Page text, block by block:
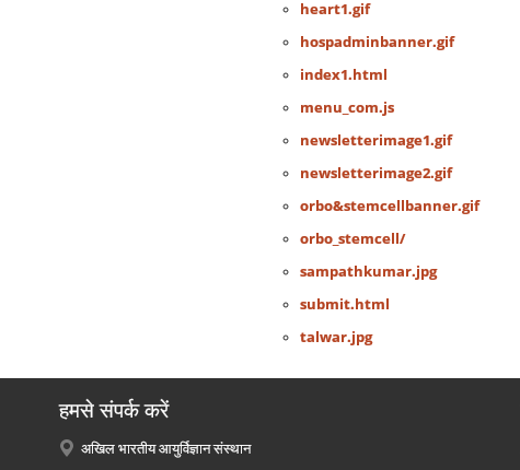
heart1.gif
hospadminbanner.gif
index1.html
menu_com.js
newsletterimage1.gif
newsletterimage2.gif
orbo&stemcellbanner.gif
orbo_stemcell/
sampathkumar.jpg
submit.html
talwar.jpg
हमसे संपर्क करें
अखिल भारतीय आयुर्विज्ञान संस्थान